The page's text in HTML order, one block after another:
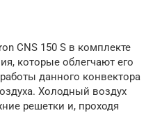
CNS 150 S в комплекте
которые облегчают его
данного конвектора
Холодный воздух
решетки и, проходя